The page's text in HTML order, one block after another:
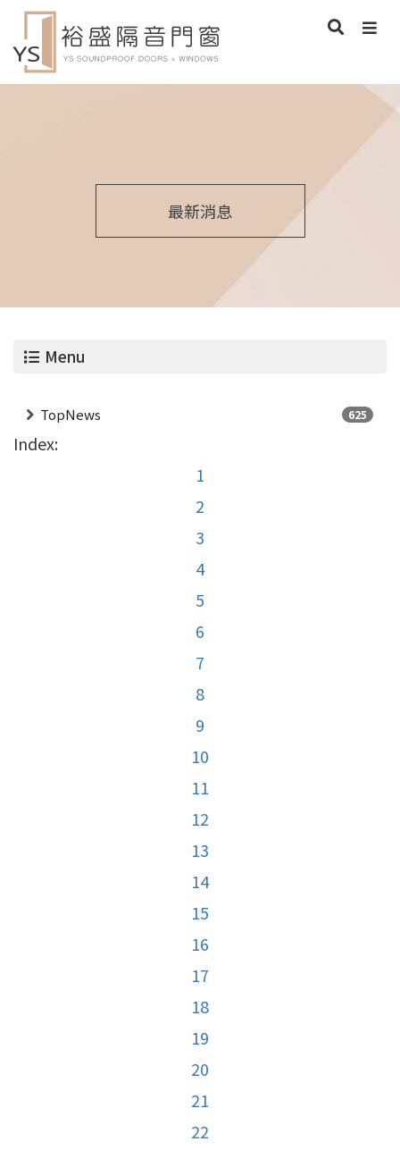
最新消息
Menu
TopNews 625
Index:
1
2
3
4
5
6
7
8
9
10
11
12
13
14
15
16
17
18
19
20
21
22